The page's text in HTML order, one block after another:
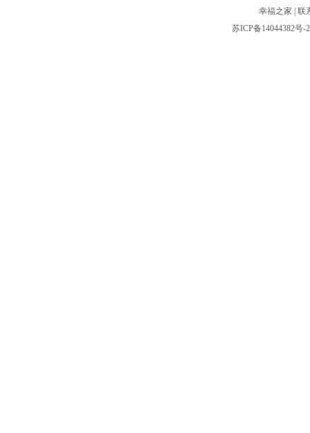
幸福之家
联
苏ICP备14044382号-2